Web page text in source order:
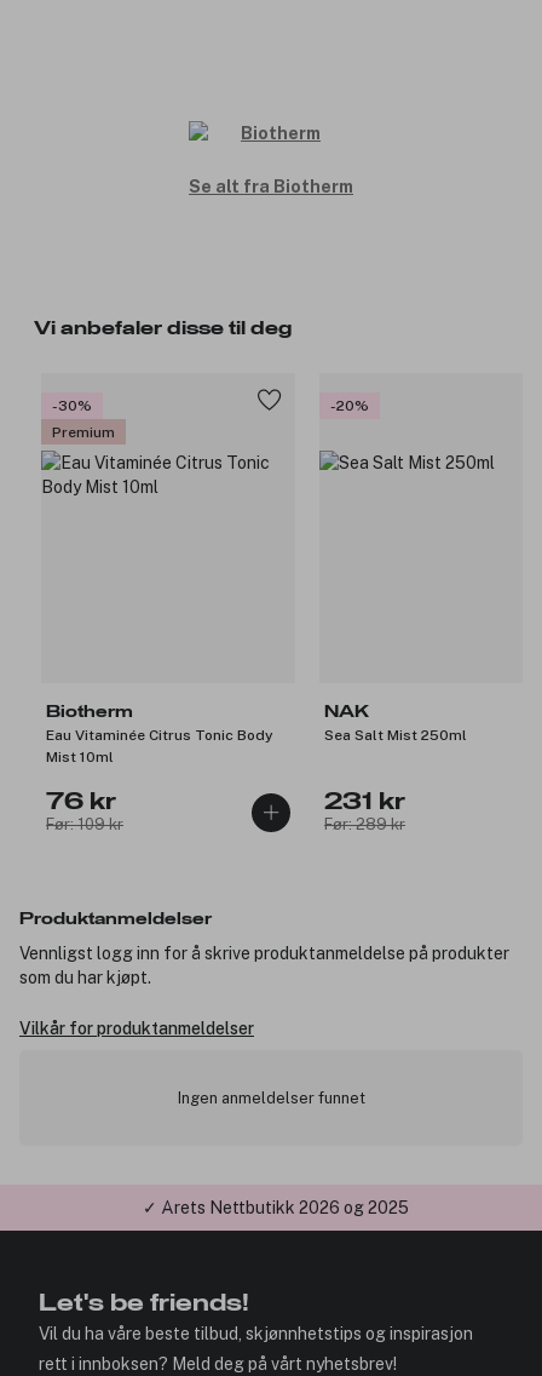
Se alt fra Biotherm
Vi anbefaler disse til deg
-30%
Premium
Biotherm
Eau Vitaminée Citrus Tonic Body
Mist 10ml
76 kr
Før: 109 kr
-20%
NAK
Sea Salt Mist 250ml
231 kr
Før: 289 kr
Produktanmeldelser
Vennligst logg inn for å skrive produktanmeldelse på produkter
som du har kjøpt.
Vilkår for produktanmeldelser
Ingen anmeldelser funnet
✓ Årets Nettbutikk 2026 og 2025
Let's be friends!
Vil du ha våre beste tilbud, skjønnhetstips og inspirasjon
rett i innboksen? Meld deg på vårt nyhetsbrev!